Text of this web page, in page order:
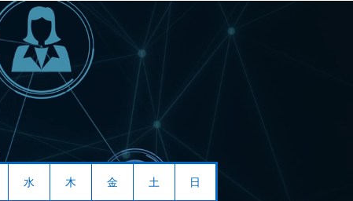
水 木 金 土 日